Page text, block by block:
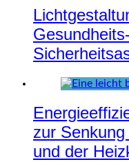
zur
und der